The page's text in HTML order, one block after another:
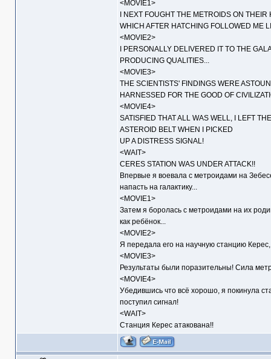
<MOVIE1>
I NEXT FOUGHT THE METROIDS ON
WHICH AFTER HATCHING FOLLOWED ME
<MOVIE2>
I PERSONALLY DELIVERED IT TO THE
PRODUCING QUALITIES...
<MOVIE3>
THE SCIENTISTS' FINDINGS WERE
HARNESSED FOR THE GOOD OF
<MOVIE4>
SATISFIED THAT ALL WAS WELL, I LEFT
ASTEROID BELT WHEN I PICKED
UP A DISTRESS SIGNAL!
<WAIT>
CERES STATION WAS UNDER ATTACK!!
Впервые я воевала с метроидами на
напасть на галактику...
<MOVIE1>
Затем я боролась с метроидами на их
как ребёнок...
<MOVIE2>
Я передала его на научную станцию Керес,
<MOVIE3>
Результаты были поразительны! Сила
<MOVIE4>
Убедившись что всё хорошо, я покинула
поступил сигнал!
<WAIT>
Станция Керес атакована!!